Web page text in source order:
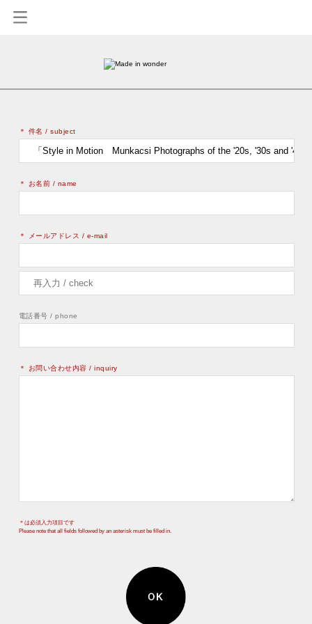
＊ 件名 / subject
＊ お名前 / name
＊ メールアドレス / e-mail
電話番号 / phone
＊ お問い合わせ内容 / inquiry
＊は必須入力項目です
Please note that all fields followed by an asterisk must be filled in.